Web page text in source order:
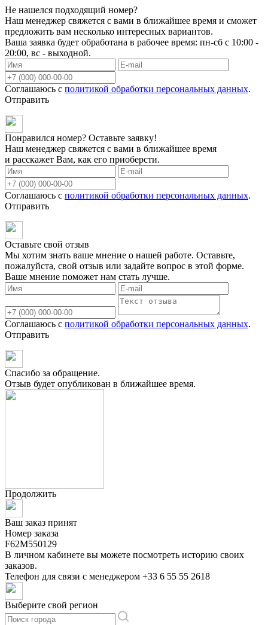
Не нашелся подходящий номер?
Наш менеджер свяжется с вами в ближайшее время и сможет
предложить вам несколько интересных вариантов.
Ваша заявка будет обработана в рабочее время: пн-сб с 10:00 -
20:00, вс - выходной.
Соглашаюсь с политикой обработки персональных данных.
Отправить
Понравился номер? Оставьте заявку!
Наш менеджер свяжется с вами в ближайшее время
и расскажет Вам, как его приоберсти.
Соглашаюсь с политикой обработки персональных данных.
Отправить
Оставьте свой отзыв
Мы хотим знать ваше мнение о нашей работе. Оставьте,
пожалуйста, свой отзыв или задайте вопрос в этой форме.
Ваше мнение поможет нам стать лучше.
Соглашаюсь с политикой обработки персональных данных.
Отправить
Спасибо за обращение.
Отзыв будет опубликован в ближайшее время.
Продолжить
Ваш заказ принят
Номер заказа
F62M550129
В личном кабинете вы можете посмотреть историю своих
заказов.
Телефон для связи с менеджером +33 6 55 55 2618
Выберите свой регион